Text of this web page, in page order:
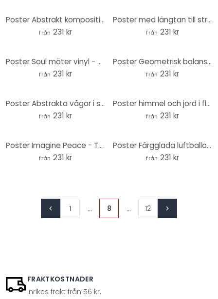
Poster Abstrakt komposition i varma jordtoner - Al Dafai - Round
från 231 kr
Poster med längtan till strand och hav - Soley - Rund
från 231 kr
Poster Soul möter vinyl - Musik för själen - Harrison - Round
från 231 kr
Poster Geometrisk balans i blått och vitt - Paksoylu - Rund
från 231 kr
Poster Abstrakta vågor i skymningsljuset - Alpenglow Workshop - Round
från 231 kr
Poster himmel och jord i flödande färger - Alpenglow Workshop - Round
från 231 kr
Poster Imagine Peace - Två för fred och hopp - Retrodrome - Rund
från 231 kr
Poster Färgglada luftballonger på himlen - Menina Lisboa - Rund
från 231 kr
1 ... 8 ... 12
FRAKTKOSTNADER
Inrikes frakt från 56 kr.